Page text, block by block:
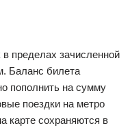
пределах зачисленной
Баланс билета
пополнить на сумму
поездки на метро
карте сохраняются в